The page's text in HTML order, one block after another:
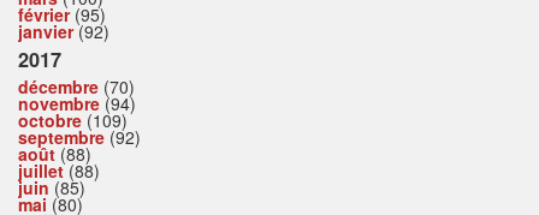
février(95)
janvier(92)
2017
décembre (70)
novembre (94)
octobre (109)
septembre (92)
août (88)
juillet(88)
juin (85)
mai (80)